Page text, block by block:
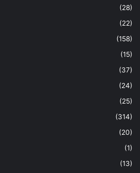
(28)
(22)
(158)
(15)
(37)
(24)
(25)
(314)
(20)
(1)
(13)